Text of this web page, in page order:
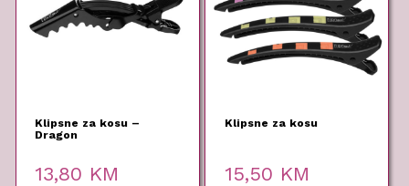
Klipsne za kosu –
Dragon
13,80 KM
Klipsne za kosu
15,50 KM